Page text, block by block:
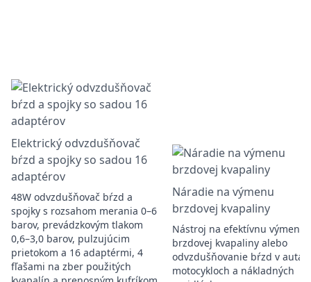
Elektrický odvzdušňovač
bŕzd a spojky so sadou 16
adaptérov
48W odvzdušňovač bŕzd a
spojky s rozsahom merania 0–6
barov, prevádzkovým tlakom
0,6–3,0 barov, pulzujúcim
prietokom a 16 adaptérmi, 4
fľašami na zber použitých
Náradie na výmenu
brzdovej kvapaliny
Nástroj na efektívnu výmenu
brzdovej kvapaliny alebo
odvzdušňovanie bŕzd v
motocykloch a nákladných